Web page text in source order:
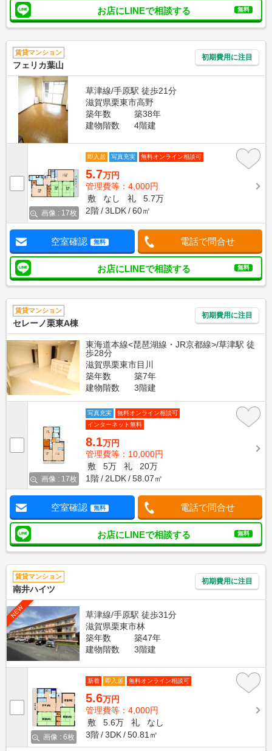
お店にLINEで相談する 無料
賃貸マンション
フェリカ葉山
初期費用に注目
草津線/手原駅 徒歩21分
滋賀県栗東市高野
築年数
築38年
建物階数
4階建
画像 : 17枚
即入居 写真充実 無料オンライン相談可
5.7万円
管理費等：4,000円
敷
なし 礼
5.7万
2階
3LDK 60㎡
空室確認 無料 電話で問合せ
お店にLINEで相談する 無料
賃貸マンション
セレーノ栗東A棟
初期費用に注目
東海道本線<琵琶湖線・JR京都線>/草津駅 徒
歩28分
滋賀県栗東市目川
築年数
築7年
建物階数
3階建
画像 : 17枚
写真充実
無料オンライン相談可
インターネット無料
8.1万円
管理費等：10,000円
敷
5万 礼
20万
1階
2LDK 58.07㎡
空室確認 無料 電話で問合せ
お店にLINEで相談する 無料
賃貸マンション
南井ハイツ
初期費用に注目
NEW
草津線/手原駅 徒歩31分
滋賀県栗東市林
築年数
築47年
建物階数
3階建
画像 : 6枚
新着 即入居 無料オンライン相談可
5.6万円
管理費等：4,000円
敷
5.6万 礼
なし
3階
3DK 50.81㎡